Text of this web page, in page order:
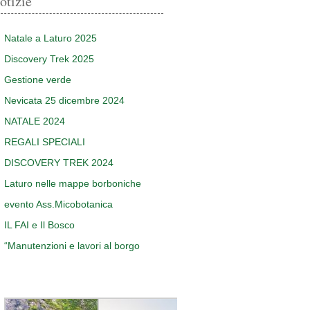
Natale a Laturo 2025
Discovery Trek 2025
Gestione verde
Nevicata 25 dicembre 2024
NATALE 2024
REGALI SPECIALI
DISCOVERY TREK 2024
Laturo nelle mappe borboniche
evento Ass.Micobotanica
IL FAI e Il Bosco
“Manutenzioni e lavori al borgo